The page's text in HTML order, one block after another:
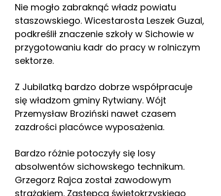
Nie mogło zabraknąć władz powiatu
staszowskiego. Wicestarosta Leszek Guzal,
podkreślił znaczenie szkoły w Sichowie w
przygotowaniu kadr do pracy w rolniczym
sektorze.
Z Jubilatką bardzo dobrze współpracuje
się władzom gminy Rytwiany. Wójt
Przemysław Broziński nawet czasem
zazdrości placówce wyposażenia.
Bardzo różnie potoczyły się losy
absolwentów sichowskego technikum.
Grzegorz Rajca został zawodowym
strażakiem. Zastępca świętokrzyskiego